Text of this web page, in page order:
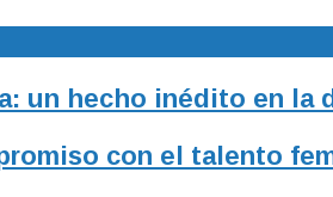
un hecho inédito en la
con el talento